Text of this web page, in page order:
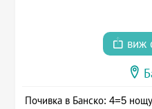
виж
Почивка в Банско: 4=5